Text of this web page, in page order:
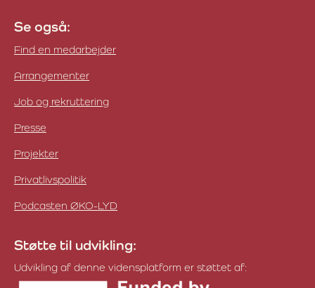
Se også:
Find en medarbejder
Arrangementer
Job og rekruttering
Presse
Projekter
Privatlivspolitik
Podcasten ØKO-LYD
Støtte til udvikling:
Udvikling af denne vidensplatform er støttet af: